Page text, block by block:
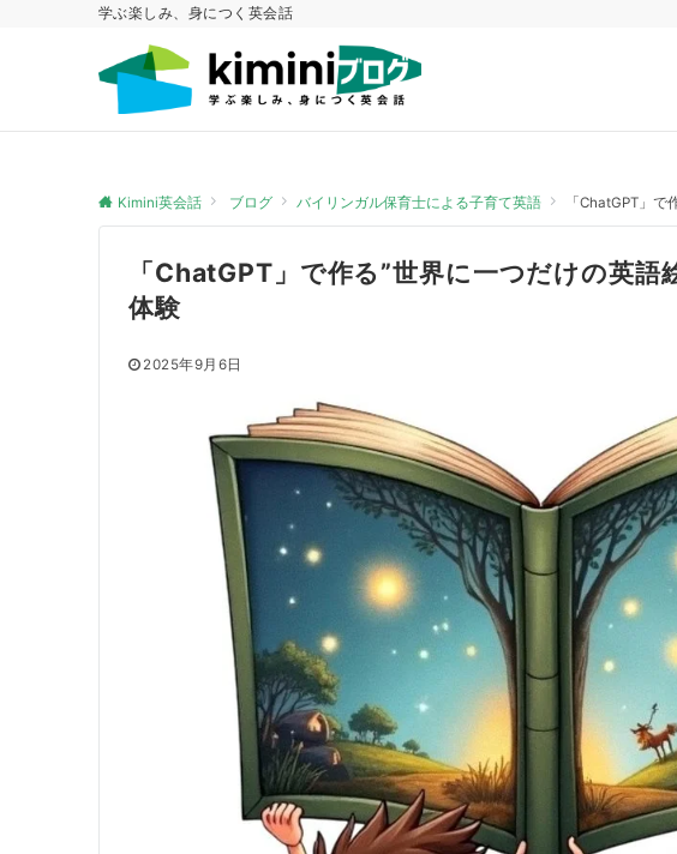
学ぶ楽しみ、身につく英会話
Kimini英会話 ブログ バイリンガル保育士による子育て英語 「ChatGPT」
「ChatGPT」で作る”世界に一つだけの英語
体験
2025年9月6日